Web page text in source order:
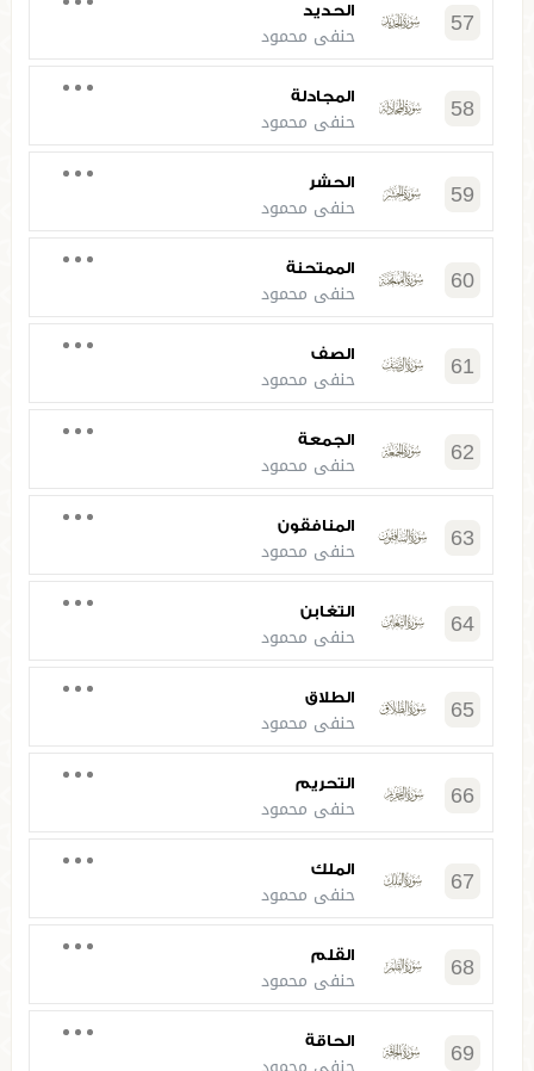
57 الحديد
حنفي محمود
58 المجادلة
حنفي محمود
59 الحشر
حنفي محمود
60 الممتحنة
حنفي محمود
61 الصف
حنفي محمود
62 الجمعة
حنفي محمود
63 المنافقون
حنفي محمود
64 التغابن
حنفي محمود
65 الطلاق
حنفي محمود
66 التحريم
حنفي محمود
67 الملك
حنفي محمود
68 القلم
حنفي محمود
69 الحاقة